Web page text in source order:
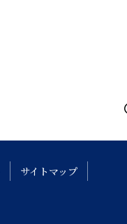
サイトマップ